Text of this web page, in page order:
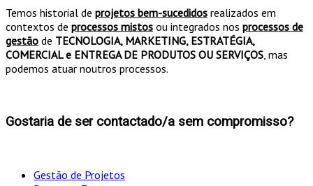
Temos historial de projetos bem-sucedidos realizados em
contextos de processos mistos ou integrados nos processos de
gestão de TECNOLOGIA, MARKETING, ESTRATÉGIA,
COMERCIAL e ENTREGA DE PRODUTOS OU SERVIÇOS, mas
podemos atuar noutros processos.
Gostaria de ser contactado/a sem compromisso?
Gestão de Projetos